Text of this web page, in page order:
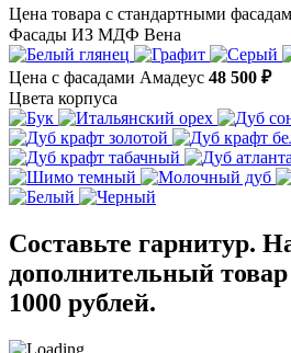
Цена товара с стандартными
Фасады ИЗ МДФ Вена
Цена с фасадами Амадеус 48 500 ₽
Цвета корпуса
Составьте гарнитур.
дополнительный
1000 рублей.